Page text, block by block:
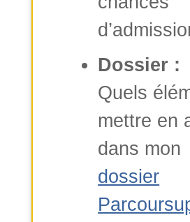
Dossier :
Quels
mettre en
dans mon
dossier